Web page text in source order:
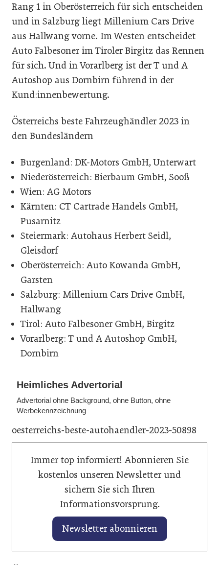
Rang 1 in Oberösterreich für sich entscheiden
und in Salzburg liegt Millenium Cars Drive
aus Hallwang vorne. Im Westen entscheidet
Auto Falbesoner im Tiroler Birgitz das Rennen
für sich. Und in Vorarlberg ist der T und A
Autoshop aus Dornbirn führend in der
Kund:innenbewertung.
Österreichs beste Fahrzeughändler 2023 in
den Bundesländern
Burgenland: DK-Motors GmbH, Unterwart
Niederösterreich: Bierbaum GmbH, Sooß
Wien: AG Motors
Kärnten: CT Cartrade Handels GmbH,
Pusarnitz
Steiermark: Autohaus Herbert Seidl,
Gleisdorf
Oberösterreich: Auto Kowanda GmbH,
Garsten
Salzburg: Millenium Cars Drive GmbH,
Hallwang
Tirol: Auto Falbesoner GmbH, Birgitz
Vorarlberg: T und A Autoshop GmbH,
Dornbirn
Heimliches Advertorial
Advertorial ohne Background, ohne Button, ohne
Werbekennzeichnung
oesterreichs-beste-autohaendler-2023-50898
Immer top informiert! Abonnieren Sie
kostenlos unseren Newsletter und
sichern Sie sich Ihren
Informationsvorsprung.
Newsletter abonnieren
28. Januar 2026